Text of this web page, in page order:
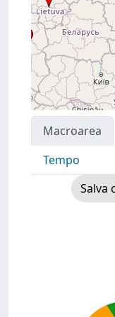
Macroarea
Tempo
Salva